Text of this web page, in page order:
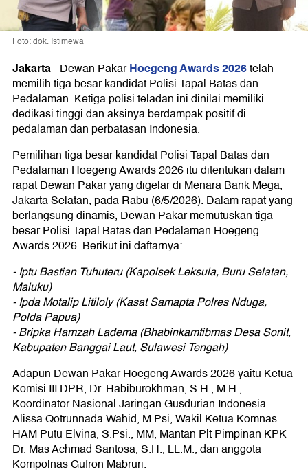
Foto: dok. Istimewa
Jakarta-Dewan PakarHoegeng Awards 2026telah
memilih tiga besar kandidat Polisi Tapal Batas dan
Pedalaman. Ketiga polisi teladan ini dinilai memiliki
dedikasi tinggi dan aksinya berdampak positif di
pedalaman dan perbatasan Indonesia.
Pemilihan tiga besar kandidat Polisi Tapal Batas dan
Pedalaman Hoegeng Awards 2026 itu ditentukan dalam
rapat Dewan Pakar yang digelar di Menara Bank Mega,
Jakarta Selatan, pada Rabu (6/5/2026). Dalam rapat yang
berlangsung dinamis, Dewan Pakar memutuskan tiga
besar Polisi Tapal Batas dan Pedalaman Hoegeng
Awards 2026. Berikut ini daftarnya:
- Iptu Bastian Tuhuteru (Kapolsek Leksula, Buru Selatan,
Maluku)
- Ipda Motalip Litiloly (Kasat Samapta Polres Nduga,
Polda Papua)
- Bripka Hamzah Ladema (Bhabinkamtibmas Desa Sonit,
Kabupaten Banggai Laut, Sulawesi Tengah)
Adapun Dewan Pakar Hoegeng Awards 2026 yaitu Ketua
Komisi III DPR, Dr. Habiburokhman, S.H., M.H.,
Koordinator Nasional Jaringan Gusdurian Indonesia
Alissa Qotrunnada Wahid, M.Psi, Wakil Ketua Komnas
HAM Putu Elvina, S.Psi., MM, Mantan Plt Pimpinan KPK
Dr. Mas Achmad Santosa, S.H., LL.M., dan anggota
Kompolnas Gufron Mabruri.